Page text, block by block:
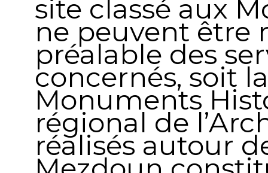
site classé aux
ne peuvent être
préalable des
concernés, soit
Monuments
régional de
réalisés autour